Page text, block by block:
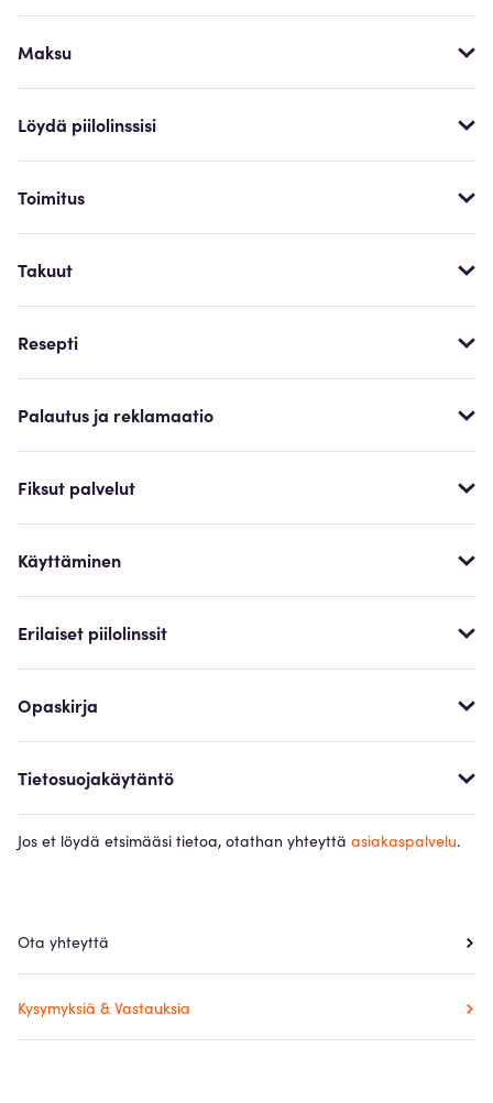
Maksu
Löydä piilolinssisi
Toimitus
Takuut
Resepti
Palautus ja reklamaatio
Fiksut palvelut
Käyttäminen
Erilaiset piilolinssit
Opaskirja
Tietosuojakäytäntö
Jos et löydä etsimääsi tietoa, otathan yhteyttä asiakaspalvelu.
Ota yhteyttä
Kysymyksiä & Vastauksia